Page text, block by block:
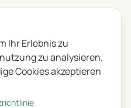
BlogFeedback
Einstellungen
Ihr Erlebnis zu
zu analysieren.
Cookies akzeptieren